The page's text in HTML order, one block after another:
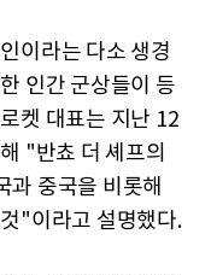
이라는 다소 생경
인간 군상들이 등
켓 대표는 지난 12
"반쵸 더 셰프의
중국을 비롯해
"이라고 설명했다.